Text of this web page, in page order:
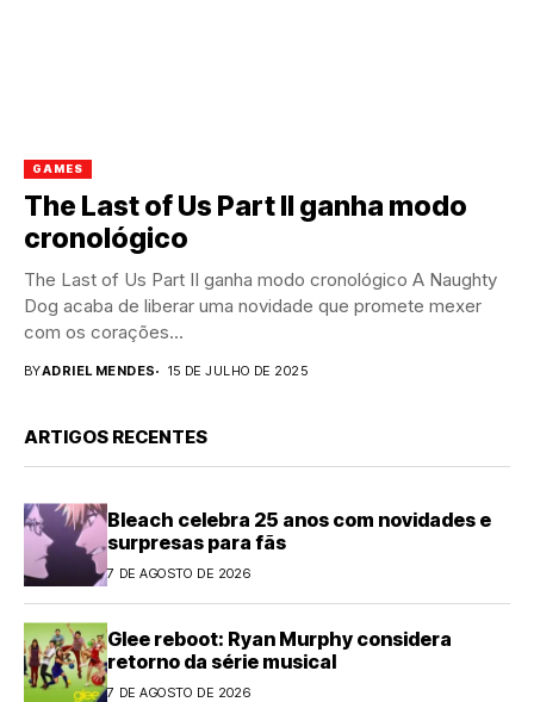
GAMES
The Last of Us Part II ganha modo
cronológico
The Last of Us Part II ganha modo cronológico A Naughty
Dog acaba de liberar uma novidade que promete mexer
com os corações...
BYADRIEL MENDES 15 DE JULHO DE 2025
ARTIGOS RECENTES
Bleach celebra 25 anos com novidades e
surpresas para fãs
7 DE AGOSTO DE 2026
Glee reboot: Ryan Murphy considera
retorno da série musical
7 DE AGOSTO DE 2026